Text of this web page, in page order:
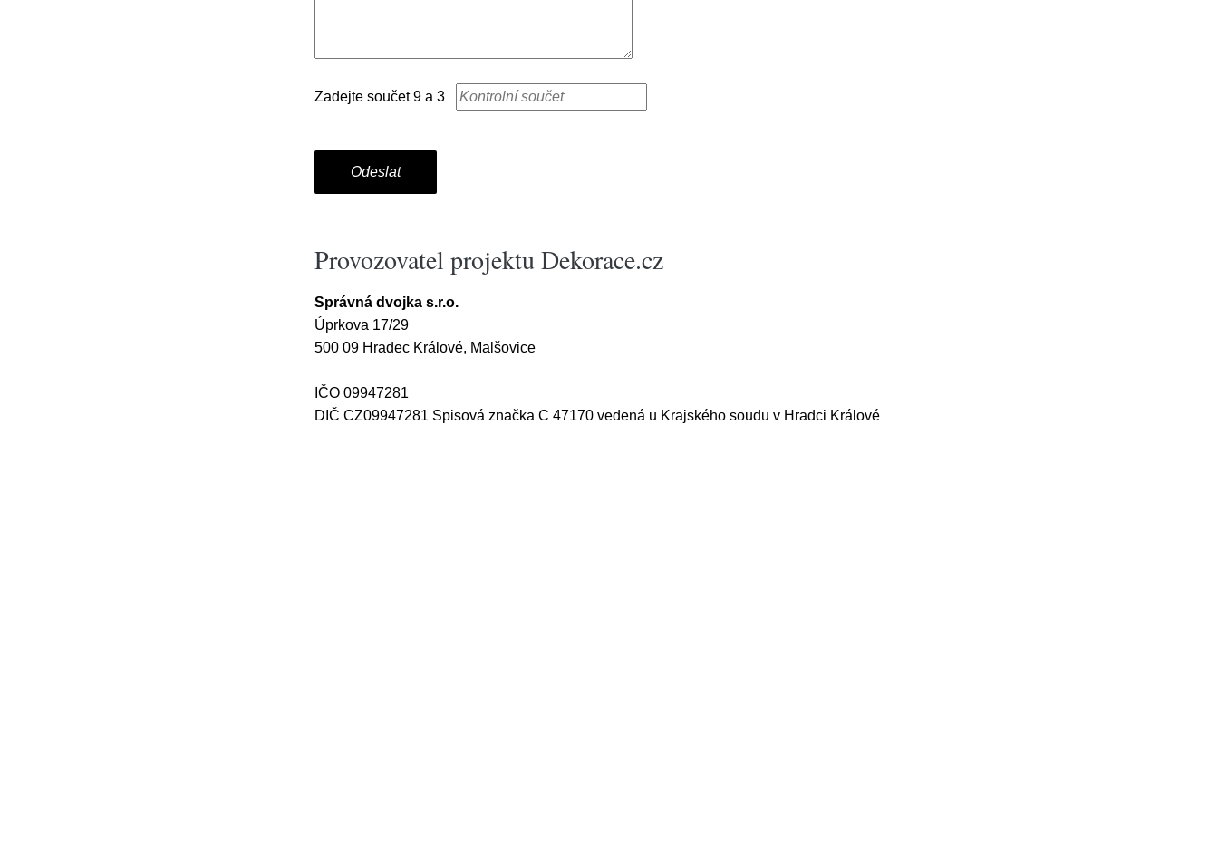
Zadejte součet 9 a 3
Provozovatel projektu Dekorace.cz
Správná dvojka s.r.o.
Úprkova 17/29
500 09 Hradec Králové, Malšovice
IČO 09947281
DIČ CZ09947281 Spisová značka C 47170 vedená u Krajského soudu v Hradci Králové